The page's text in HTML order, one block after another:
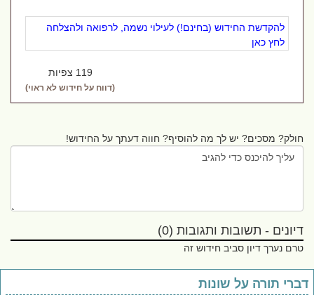
להקדשת החידוש (בחינם!) לעילוי נשמה, לרפואה ולהצלחה
לחץ כאן
119 צפיות
(דווח על חידוש לא ראוי)
חולק? מסכים? יש לך מה להוסיף? חווה דעתך על החידוש!
דיונים - תשובות ותגובות (0)
טרם נערך דיון סביב חידוש זה
תורה על שונות